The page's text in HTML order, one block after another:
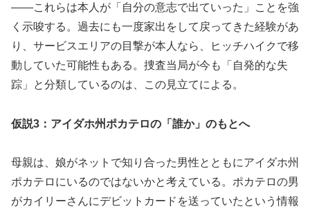
——これらは本人が「自分の意志で出ていった」ことを強
く示唆する。過去にも一度家出をして戻ってきた経験があ
り、サービスエリアの目撃が本人なら、ヒッチハイクで移
動していた可能性もある。捜査当局が今も「自発的な失
踪」と分類しているのは、この見立てによる。
仮説3：アイダホ州ポカテロの「誰か」のもとへ
母親は、娘がネットで知り合った男性とともにアイダホ州
ポカテロにいるのではないかと考えている。ポカテロの男
がカイリーさんにデビットカードを送っていたという情報